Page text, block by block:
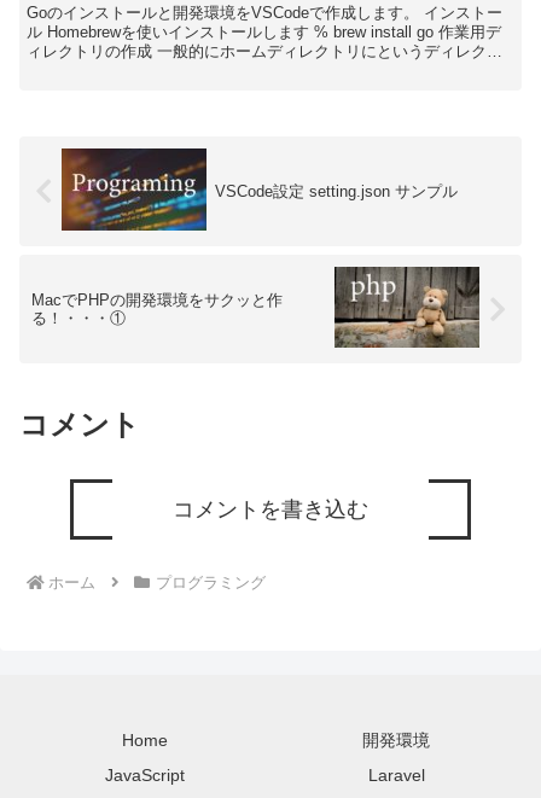
Goのインストールと開発環境をVSCodeで作成します。 インストー
ル Homebrewを使いインストールします % brew install go 作業用デ
ィレクトリの作成 一般的にホームディレクトリにというディレクト
VSCode設定 setting.json サンプル
MacでPHPの開発環境をサクッと作
る！・・・①
コメント
コメントを書き込む
ホーム プログラミング
Home
開発環境
JavaScript
Laravel